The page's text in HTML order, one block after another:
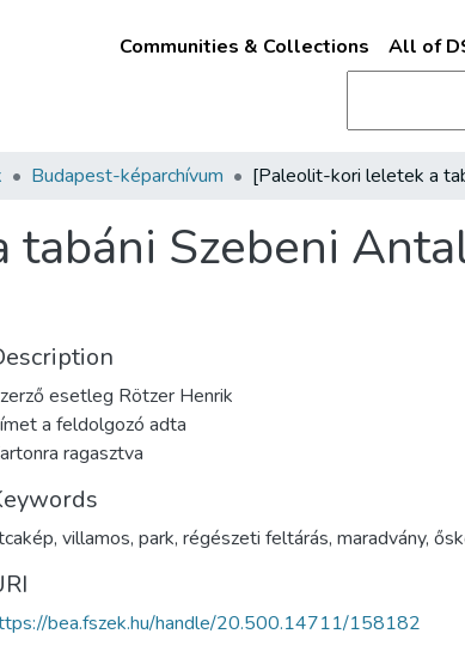
Communities & Collections All of
Budapest-képarchívum
Szebeni
esetleg Rötzer Henrik
a feldolgozó adta
ragasztva
, villamos, park, régészeti feltárás, maradvány,
bea.fszek.hu/handle/20.500.14711/158182